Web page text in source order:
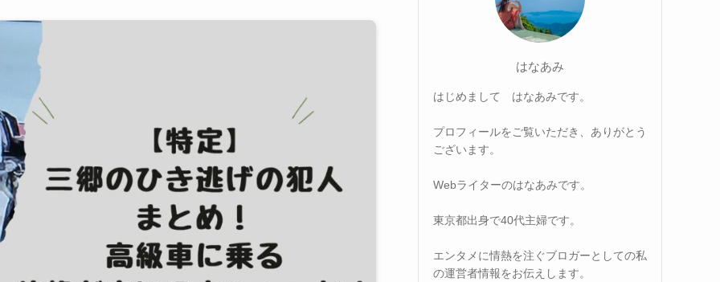
はなあみ
はじめまして はなあみです。
プロフィールをご覧いただき、ありがとう
ございます。
Webライターのはなあみです。
東京都出身で40代主婦です。
エンタメに情熱を注ぐブロガーとしての私
の運営者情報をお伝えします。